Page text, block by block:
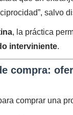
salvo
, la práctica
interviniente.
compra:
comprar una